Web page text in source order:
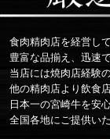
食肉精肉店を経営し
豊富な品揃え、迅速
当店には焼肉店経験
他の精肉店より飲食
日本一の宮崎牛を安
全国各地にご提供い